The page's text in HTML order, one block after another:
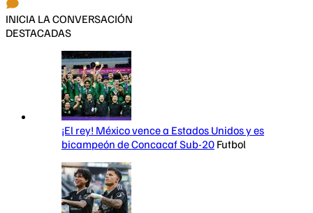
INICIA LA CONVERSACIÓN
DESTACADAS
¡El rey! México vence a Estados Unidos y es
bicampeón de Concacaf Sub-20 Futbol